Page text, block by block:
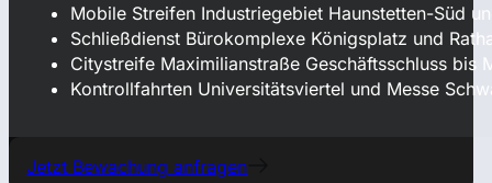
Mobile Streifen Industriegebiet Haunstetten-Süd
Schließdienst Bürokomplexe Königsplatz und
Citystreife Maximilianstraße Geschäftsschluss bis
Kontrollfahrten Universitätsviertel und Messe
Jetzt Bewachung anfragen